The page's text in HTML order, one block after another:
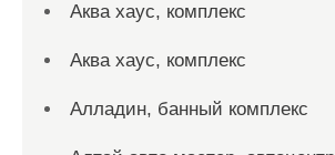
Аква хаус, комплекс
Аква хаус, комплекс
Алладин, банный комплекс